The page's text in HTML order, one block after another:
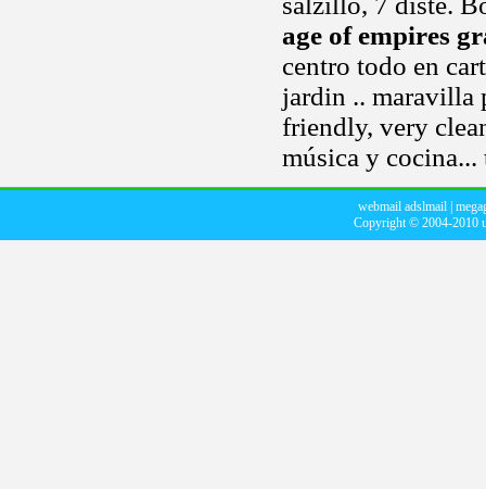
age of empires
centro todo en
jardin .. maravilla
friendly, very
música y
webmail adslmail|
Copyright © 2004-2010